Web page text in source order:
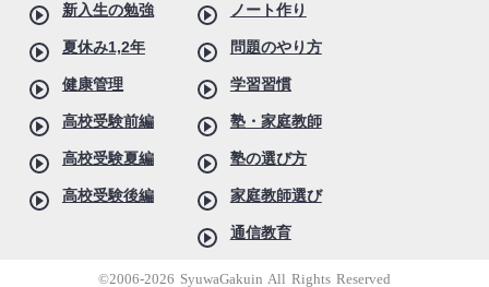
新入生の勉強
夏休み1,2年
健康管理
高校受験前編
高校受験夏編
高校受験後編
ノート作り
問題のやり方
学習習慣
塾・家庭教師
塾の選び方
家庭教師選び
通信教育
©2006-2026 SyuwaGakuin All Rights Reserved